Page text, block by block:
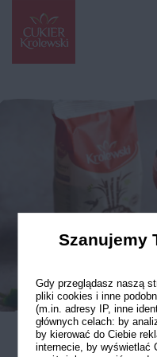
Szanujemy
Gdy przeglądasz naszą
pliki cookies i inne
(m.in. adresy IP, inne
głównych celach: by
by kierować do Ciebie
internecie, by wyświetlać